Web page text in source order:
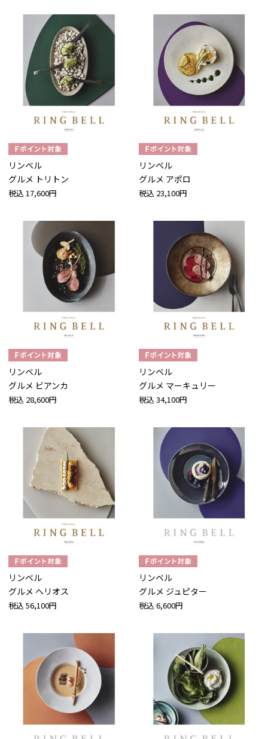
リンベル
グルメ トリトン
税込 17,600円
リンベル
グルメ アポロ
税込 23,100円
リンベル
グルメ ビアンカ
税込 28,600円
リンベル
グルメ マーキュリー
税込 34,100円
リンベル
グルメ ヘリオス
税込 56,100円
リンベル
グルメ ジュピター
税込 6,600円